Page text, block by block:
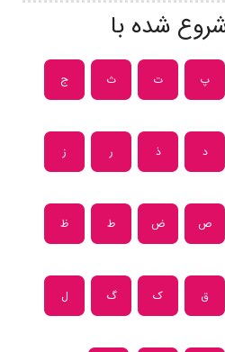
شده با
پ ت ث ج
د ذ ر ز
ص ض ط ظ
ق ک گ ل